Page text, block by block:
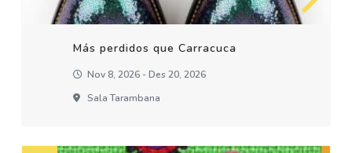
Más perdidos que Carracuca
Nov 8, 2026 - Des 20, 2026
Sala Tarambana